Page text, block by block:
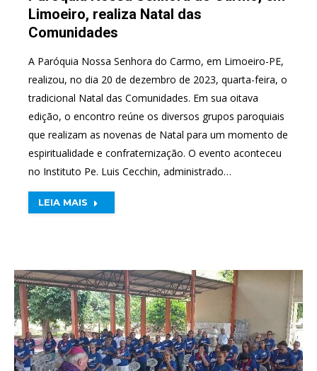
Limoeiro, realiza Natal das
Comunidades
A Paróquia Nossa Senhora do Carmo, em Limoeiro-PE,
realizou, no dia 20 de dezembro de 2023, quarta-feira, o
tradicional Natal das Comunidades. Em sua oitava
edição, o encontro reúne os diversos grupos paroquiais
que realizam as novenas de Natal para um momento de
espiritualidade e confraternização. O evento aconteceu
no Instituto Pe. Luis Cecchin, administrado…
LEIA MAIS